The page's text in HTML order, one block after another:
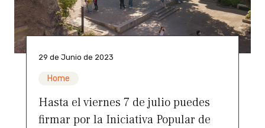
29 de Junio de 2023
Home
Hasta el viernes 7 de julio puedes
firmar por la Iniciativa Popular de